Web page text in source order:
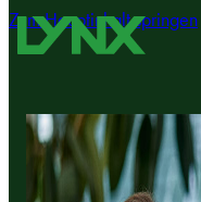
Zum Hauptinhalt springen